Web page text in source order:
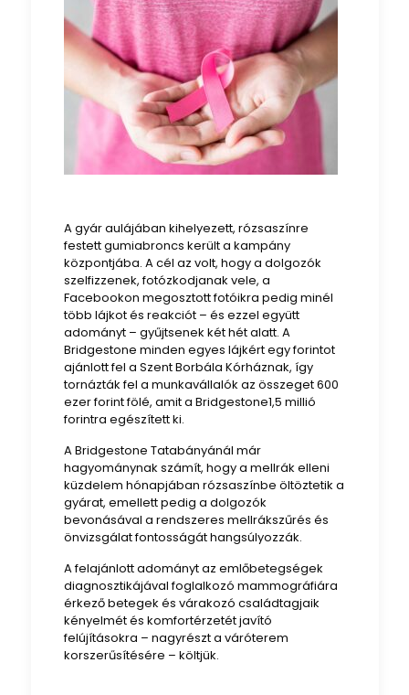
A gyár aulájában kihelyezett, rózsaszínre
festett gumiabroncs került a kampány
központjába. A cél az volt, hogy a dolgozók
szelfizzenek, fotózkodjanak vele, a
Facebookon megosztott fotóikra pedig minél
több lájkot és reakciót – és ezzel együtt
adományt – gyűjtsenek két hét alatt. A
Bridgestone minden egyes lájkért egy forintot
ajánlott fel a Szent Borbála Kórháznak, így
tornázták fel a munkavállalók az összeget 600
ezer forint fölé, amit a Bridgestone1,5 millió
forintra egészített ki.
A Bridgestone Tatabányánál már
hagyománynak számít, hogy a mellrák elleni
küzdelem hónapjában rózsaszínbe öltöztetik a
gyárat, emellett pedig a dolgozók
bevonásával a rendszeres mellrákszűrés és
önvizsgálat fontosságát hangsúlyozzák.
A felajánlott adományt az emlőbetegségek
diagnosztikájával foglalkozó mammográfiára
érkező betegek és várakozó családtagjaik
kényelmét és komfortérzetét javító
felújításokra – nagyrészt a váróterem
korszerűsítésére – költjük.